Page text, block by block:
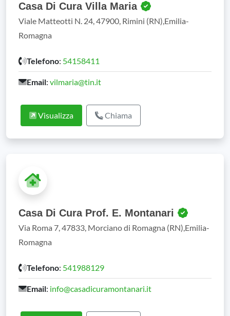
Casa Di Cura Villa Maria
Viale Matteotti N. 24, 47900, Rimini (RN),Emilia-
Romagna
Telefono: 54158411
Email: vilmaria@tin.it
Visualizza Chiama
Casa Di Cura Prof. E. Montanari
Via Roma 7, 47833, Morciano di Romagna (RN),Emilia-
Romagna
Telefono: 541988129
Email: info@casadicuramontanari.it